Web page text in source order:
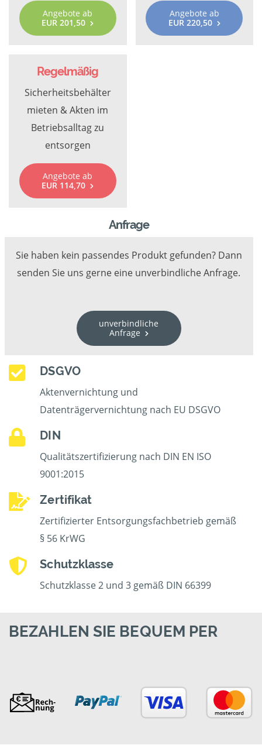
Angebote ab
EUR 201,50
Angebote ab
EUR 220,50
Regelmäßig
Sicherheitsbehälter
mieten & Akten im
Betriebsalltag zu
entsorgen
Angebote ab
EUR 114,70
Anfrage
Sie haben kein passendes Produkt gefunden? Dann
senden Sie uns gerne eine unverbindliche Anfrage.
unverbindliche
Anfrage
DSGVO
Aktenvernichtung und
Datenträgervernichtung nach EU DSGVO
DIN
Qualitätszertifizierung nach DIN EN ISO
9001:2015
Zertifikat
Zertifizierter Entsorgungsfachbetrieb gemäß
§ 56 KrWG
Schutzklasse
Schutzklasse 2 und 3 gemäß DIN 66399
BEZAHLEN SIE BEQUEM PER